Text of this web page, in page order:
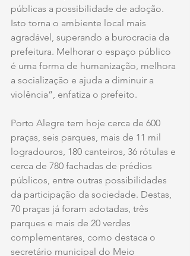
públicas a possibilidade de adoção.
Isto torna o ambiente local mais
agradável, superando a burocracia da
prefeitura. Melhorar o espaço público
é uma forma de humanização, melhora
a socialização e ajuda a diminuir a
violência”, enfatiza o prefeito.
Porto Alegre tem hoje cerca de 600
praças, seis parques, mais de 11 mil
logradouros, 180 canteiros, 36 rótulas e
cerca de 780 fachadas de prédios
públicos, entre outras possibilidades
da participação da sociedade. Destas,
70 praças já foram adotadas, três
parques e mais de 20 verdes
complementares, como destaca o
secretário municipal do Meio